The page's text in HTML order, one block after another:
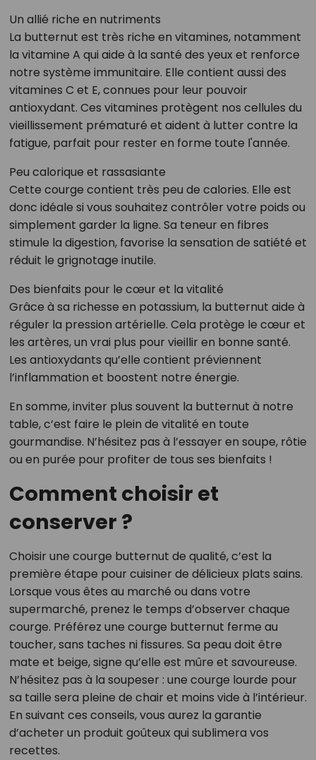
Un allié riche en nutriments
La butternut est très riche en vitamines, notamment
la vitamine A qui aide à la santé des yeux et renforce
notre système immunitaire. Elle contient aussi des
vitamines C et E, connues pour leur pouvoir
antioxydant. Ces vitamines protègent nos cellules du
vieillissement prématuré et aident à lutter contre la
fatigue, parfait pour rester en forme toute l'année.
Peu calorique et rassasiante
Cette courge contient très peu de calories. Elle est
donc idéale si vous souhaitez contrôler votre poids ou
simplement garder la ligne. Sa teneur en fibres
stimule la digestion, favorise la sensation de satiété et
réduit le grignotage inutile.
Des bienfaits pour le cœur et la vitalité
Grâce à sa richesse en potassium, la butternut aide à
réguler la pression artérielle. Cela protège le cœur et
les artères, un vrai plus pour vieillir en bonne santé.
Les antioxydants qu’elle contient préviennent
l’inflammation et boostent notre énergie.
En somme, inviter plus souvent la butternut à notre
table, c’est faire le plein de vitalité en toute
gourmandise. N’hésitez pas à l’essayer en soupe, rôtie
ou en purée pour profiter de tous ses bienfaits !
Comment choisir et
conserver ?
Choisir une courge butternut de qualité, c’est la
première étape pour cuisiner de délicieux plats sains.
Lorsque vous êtes au marché ou dans votre
supermarché, prenez le temps d’observer chaque
courge. Préférez une courge butternut ferme au
toucher, sans taches ni fissures. Sa peau doit être
mate et beige, signe qu’elle est mûre et savoureuse.
N’hésitez pas à la soupeser : une courge lourde pour
sa taille sera pleine de chair et moins vide à l’intérieur.
En suivant ces conseils, vous aurez la garantie
d’acheter un produit goûteux qui sublimera vos
recettes.